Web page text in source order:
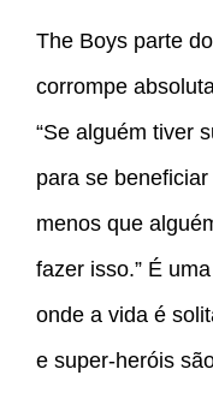
The Boys parte
corrompe
“Se alguém tiver
para se
menos que
fazer isso.” É
onde a vida é
e super-heróis